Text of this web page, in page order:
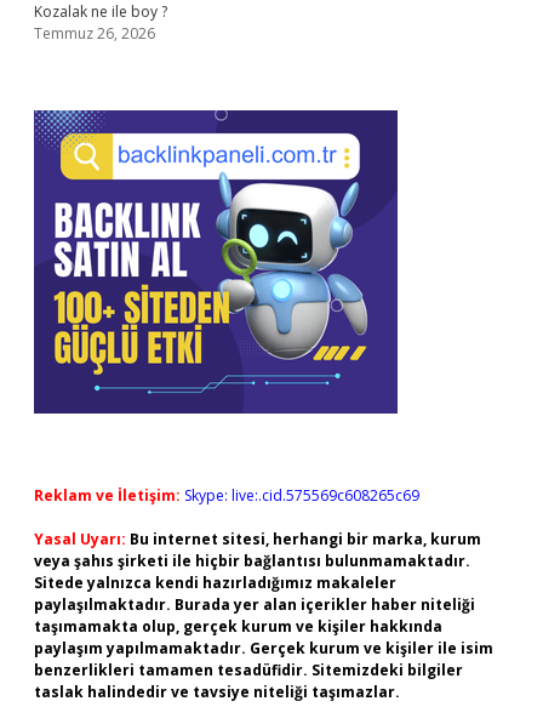
Kozalak ne ile boy ?
Temmuz 26, 2026
Reklam ve İletişim: Skype: live:.cid.575569c608265c69
Yasal Uyarı: Bu internet sitesi, herhangi bir marka, kurum
veya şahıs şirketi ile hiçbir bağlantısı bulunmamaktadır.
Sitede yalnızca kendi hazırladığımız makaleler
paylaşılmaktadır. Burada yer alan içerikler haber niteliği
taşımamakta olup, gerçek kurum ve kişiler hakkında
paylaşım yapılmamaktadır. Gerçek kurum ve kişiler ile isim
benzerlikleri tamamen tesadüfidir. Sitemizdeki bilgiler
taslak halindedir ve tavsiye niteliği taşımazlar.